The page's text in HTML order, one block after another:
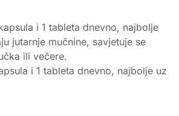
i 1 tableta dnevno, najbolje
jutarnje mučnine, savjetuje se
ili večere.
i 1 tableta dnevno, najbolje uz